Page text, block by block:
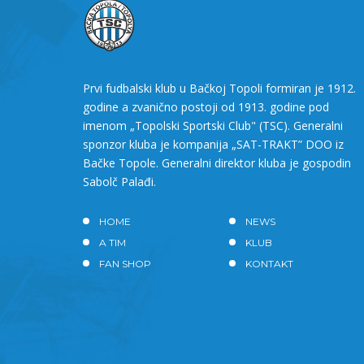
Prvi fudbalski klub u Bačkoj Topoli formiran je 1912.
godine a zvanično postoji od 1913. godine pod
imenom „Topolski Sportski Club" (TSC). Generalni
sponzor kluba je kompanija „SAT-TRAKT” DOO iz
Bačke Topole. Generalni direktor kluba je gospodin
Sabolč Palađi.
HOME
NEWS
A TIM
KLUB
FAN SHOP
KONTAKT